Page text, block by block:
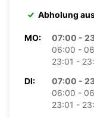
Abholung
MO:
07:00 -
06:00 -
23:01 -
DI:
07:00 -
06:00 -
23:01 -